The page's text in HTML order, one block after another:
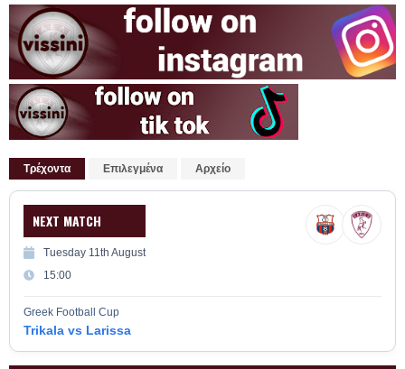
Τρέχοντα Επιλεγμένα Αρχείο
NEXT MATCH
Tuesday 11th August
15:00
Greek Football Cup
Trikala vs Larissa